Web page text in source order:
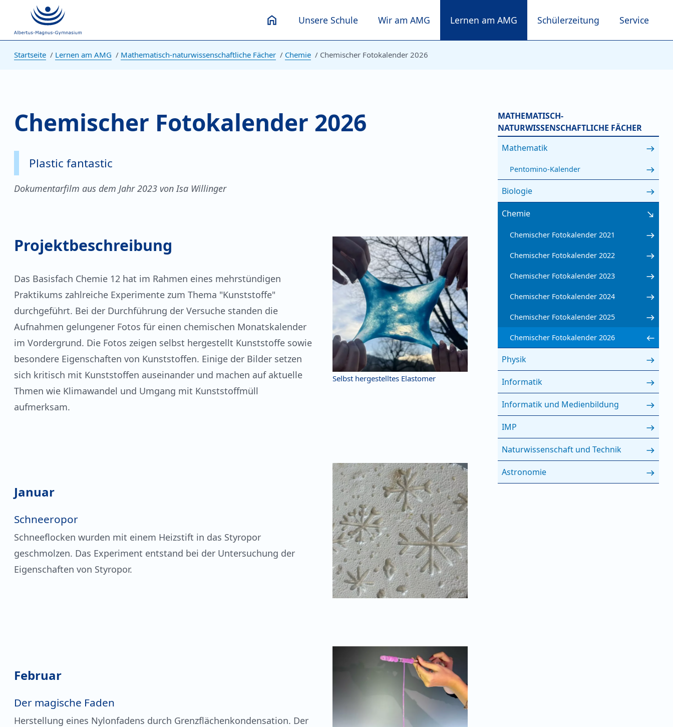
Unsere Schule Wir am AMG Lernen am AMG Schülerzeitung Service
Startseite Lernen am AMG Mathematisch-naturwissenschaftliche Fächer Chemie Chemischer Fotokalender 2026
Chemischer Fotokalender 2026
Plastic fantastic
Dokumentarfilm aus dem Jahr 2023 von Isa Willinger
Projektbeschreibung
Das Basisfach Chemie 12 hat im Rahmen eines mehrstündigen
Praktikums zahlreiche Experimente zum Thema "Kunststoffe"
durchgeführt. Bei der Durchführung der Versuche standen die
Aufnahmen gelungener Fotos für einen chemischen Monatskalender
im Vordergrund. Die Fotos zeigen selbst hergestellt Kunststoffe sowie
besondere Eigenschaften von Kunststoffen. Einige der Bilder setzen
sich kritisch mit Kunststoffen auseinander und machen auf aktuelle
Thmen wie Klimawandel und Umgang mit Kunststoffmüll
aufmerksam.
Selbst hergestelltes Elastomer
Januar
Schneeropor
Schneeflocken wurden mit einem Heizstift in das Styropor
geschmolzen. Das Experiment entstand bei der Untersuchung der
Eigenschaften von Styropor.
Februar
Der magische Faden
Herstellung eines Nylonfadens durch Grenzflächenkondensation. Der
MATHEMATISCH-
NATURWISSENSCHAFTLICHE FÄCHER
Mathematik
Pentomino-Kalender
Biologie
Chemie
Chemischer Fotokalender 2021
Chemischer Fotokalender 2022
Chemischer Fotokalender 2023
Chemischer Fotokalender 2024
Chemischer Fotokalender 2025
Chemischer Fotokalender 2026
Physik
Informatik
Informatik und Medienbildung
IMP
Naturwissenschaft und Technik
Astronomie